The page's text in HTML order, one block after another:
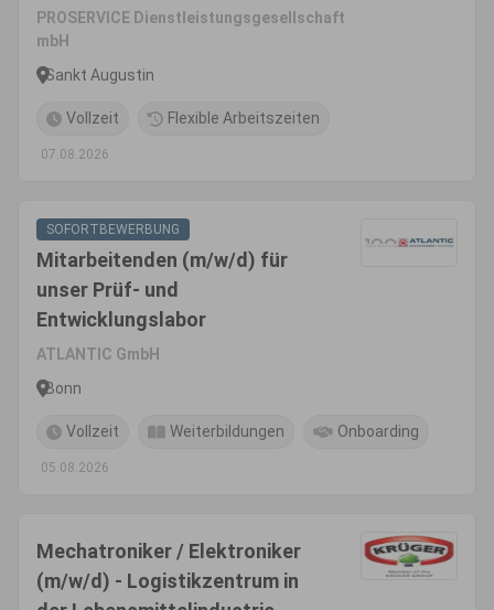
Augustin bei Bonn
PROSERVICE Dienstleistungsgesellschaft
mbH
Sankt Augustin
Vollzeit Flexible Arbeitszeiten
07.08.2026
SOFORTBEWERBUNG
Mitarbeitenden (m/w/d) für
unser Prüf- und
Entwicklungslabor
ATLANTIC GmbH
Bonn
Vollzeit Weiterbildungen Onboarding
05.08.2026
Mechatroniker / Elektroniker
(m/w/d) - Logistikzentrum in